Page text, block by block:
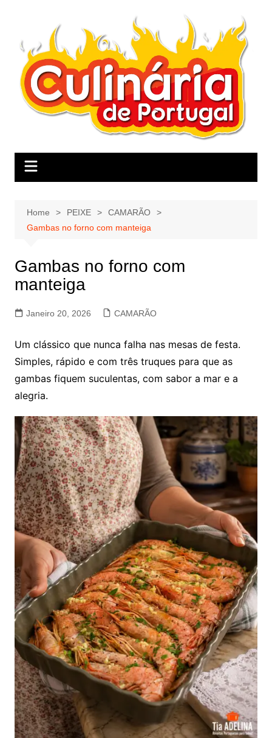
Home PEIXE
CAMARÃO
Gambas no forno com manteiga
Gambas no forno com
manteiga
Janeiro 20, 2026 CAMARÃO
Um clássico que nunca falha nas mesas de festa.
Simples, rápido e com três truques para que as
gambas fiquem suculentas, com sabor a mar e a
alegria.